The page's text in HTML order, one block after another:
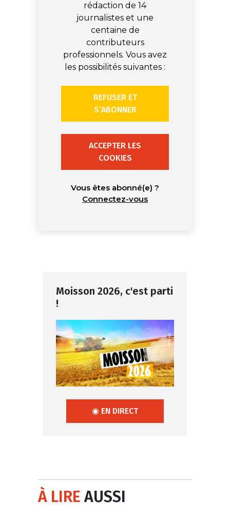
rédaction de 14
journalistes et une
centaine de
contributeurs
professionnels. Vous avez
les possibilités suivantes :
REFUSER ET
S’ABONNER
ACCEPTER LES
COOKIES
Vous êtes abonné(e) ?
Connectez-vous
Moisson 2026, c'est parti
!
◉ EN DIRECT
À LIREAUSSI